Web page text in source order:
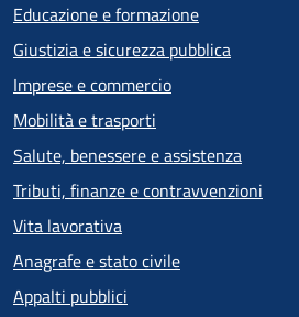
Educazione e formazione
Giustizia e sicurezza pubblica
Imprese e commercio
Mobilità e trasporti
Salute, benessere e assistenza
Tributi, finanze e contravvenzioni
Vita lavorativa
Anagrafe e stato civile
Appalti pubblici